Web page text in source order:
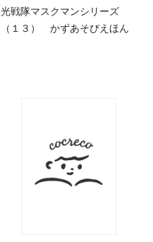
光戦隊マスクマンシリーズ
（１３） かずあそびえほん